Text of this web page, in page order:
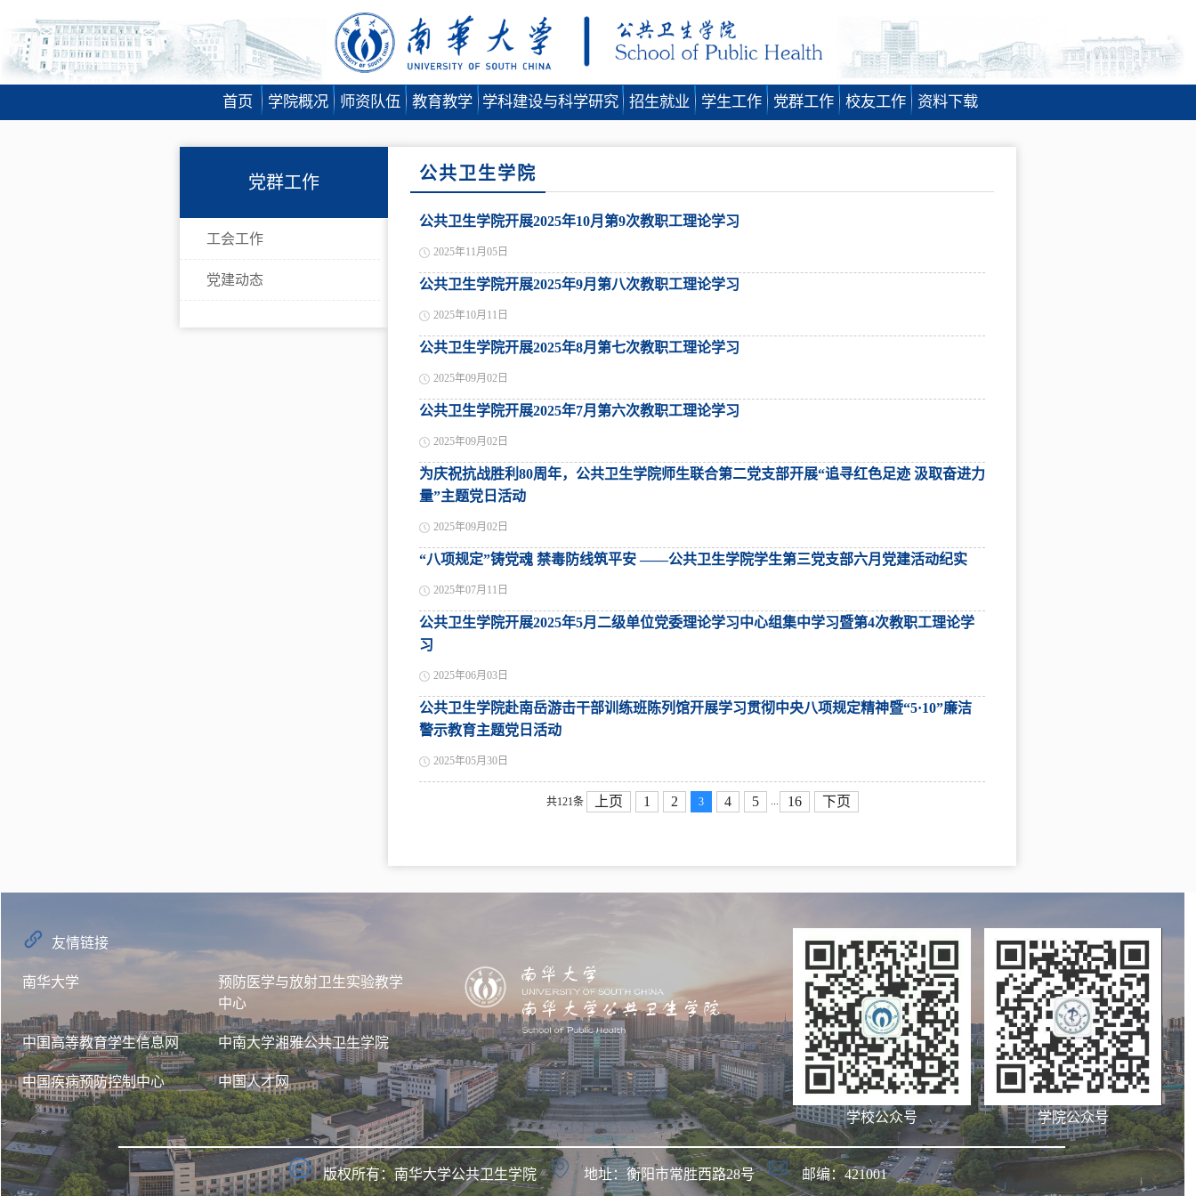
首页 学院概况 师资队伍 教育教学 学科建设与科学研究 招生就业 学生工作 党群工作 校友工作 资料下载
党群工作
工会工作
党建动态
公共卫生学院
公共卫生学院开展2025年10月第9次教职工理论学习
2025年11月05日
公共卫生学院开展2025年9月第八次教职工理论学习
2025年10月11日
公共卫生学院开展2025年8月第七次教职工理论学习
2025年09月02日
公共卫生学院开展2025年7月第六次教职工理论学习
2025年09月02日
为庆祝抗战胜利80周年，公共卫生学院师生联合第二党支部开展“追寻红色足迹 汲取奋进力
量”主题党日活动
2025年09月02日
“八项规定”铸党魂 禁毒防线筑平安 ——公共卫生学院学生第三党支部六月党建活动纪实
2025年07月11日
公共卫生学院开展2025年5月二级单位党委理论学习中心组集中学习暨第4次教职工理论学
习
2025年06月03日
公共卫生学院赴南岳游击干部训练班陈列馆开展学习贯彻中央八项规定精神暨“5·10”廉洁
警示教育主题党日活动
2025年05月30日
共121条 上页 1 2 3 4 5 16 下页
友情链接
南华大学
预防医学与放射卫生实验教学
中心
中国高等教育学生信息网 中南大学湘雅公共卫生学院
中国疾病预防控制中心 中国人才网
学校公众号 学院公众号
版权所有：南华大学公共卫生学院 地址：衡阳市常胜西路28号 邮编：421001